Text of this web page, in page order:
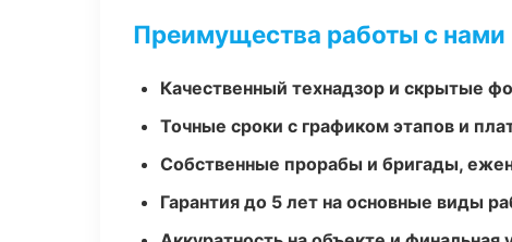
Преимущества работы с нами
Качественный технадзор и скрытые
Точные сроки с графиком этапов и
Собственные прорабы и бригады,
Гарантия до 5 лет на основные виды